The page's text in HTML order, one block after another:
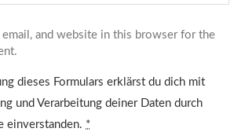
email, and website in this browser for the
dieses Formulars erklärst du dich mit
und Verarbeitung deiner Daten durch
einverstanden. *